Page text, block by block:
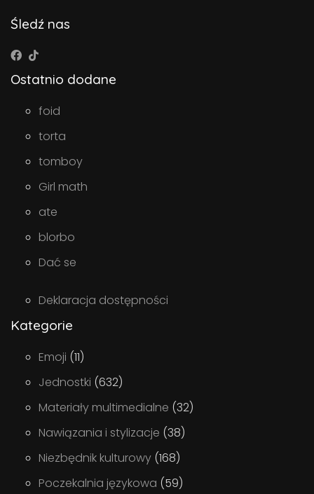
Śledź nas
Ostatnio dodane
foid
torta
tomboy
Girl math
ate
blorbo
Dać se
Deklaracja dostępności
Kategorie
Emoji (11)
Jednostki (632)
Materiały multimedialne (32)
Nawiązania i stylizacje (38)
Niezbędnik kulturowy (168)
Poczekalnia językowa (59)